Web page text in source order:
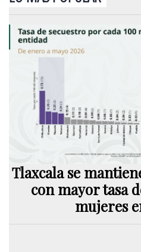
Tlaxcala se
con mayor tasa
mujeres